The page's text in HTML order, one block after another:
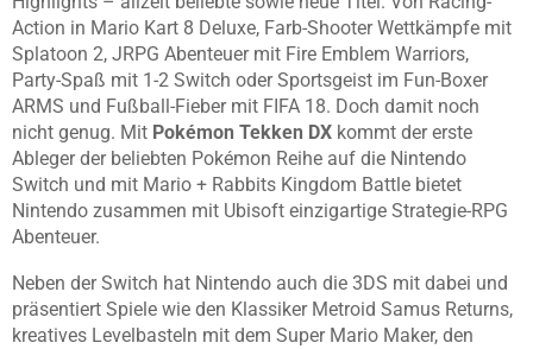
Action in Mario Kart 8 Deluxe, Farb-Shooter Wettkämpfe mit
Splatoon 2, JRPG Abenteuer mit Fire Emblem Warriors,
Party-Spaß mit 1-2 Switch oder Sportsgeist im Fun-Boxer
ARMS und Fußball-Fieber mit FIFA 18. Doch damit noch
nicht genug. Mit Pokémon Tekken DX kommt der erste
Ableger der beliebten Pokémon Reihe auf die Nintendo
Switch und mit Mario + Rabbits Kingdom Battle bietet
Nintendo zusammen mit Ubisoft einzigartige Strategie-RPG
Abenteuer.
Neben der Switch hat Nintendo auch die 3DS mit dabei und
präsentiert Spiele wie den Klassiker Metroid Samus Returns,
kreatives Levelbasteln mit dem Super Mario Maker, den